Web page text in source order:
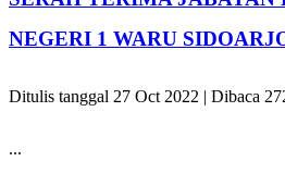
NEGERI 1 WARU
Ditulis tanggal 27 Oct 2022 | Dibaca
...